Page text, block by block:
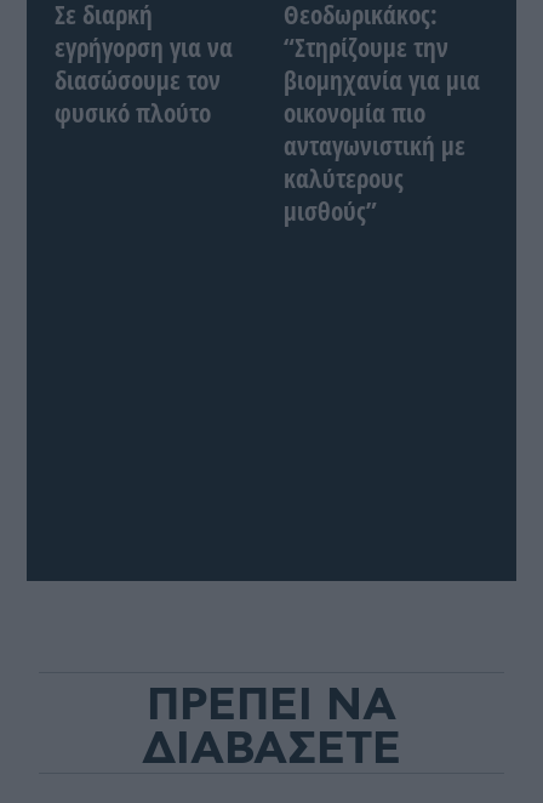
Σε διαρκή
εγρήγορση για να
διασώσουμε τον
φυσικό πλούτο
Θεοδωρικάκος:
“Στηρίζουμε την
βιομηχανία για μια
οικονομία πιο
ανταγωνιστική με
καλύτερους
μισθούς”
ΠΡΕΠΕΙ ΝΑ
ΔΙΑΒΑΣΕΤΕ